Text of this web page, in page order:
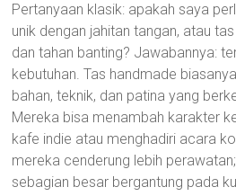
Pertanyaan klasik: apakah saya
unik dengan jahitan tangan, atau
dan tahan banting? Jawabannya:
kebutuhan. Tas handmade
bahan, teknik, dan patina yang
Mereka bisa menambah karakter
kafe indie atau menghadiri acara
mereka cenderung lebih
sebagian besar bergantung pada